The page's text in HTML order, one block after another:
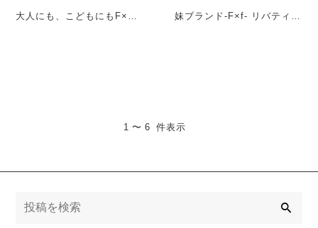
大人にも、こどもにもF×ｆ
人気
妹ブランド-F×f- リバティ×
1 〜 6 件表示